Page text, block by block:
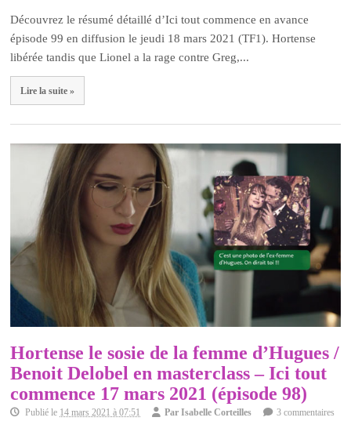
Découvrez le résumé détaillé d’Ici tout commence en avance
épisode 99 en diffusion le jeudi 18 mars 2021 (TF1). Hortense
libérée tandis que Lionel a la rage contre Greg,...
Lire la suite »
Hortense le sosie de la femme d’Hugues /
Benoit Delobel en masterclass – Ici tout
commence 17 mars 2021 (épisode 98)
Publié le 14 mars 2021 à 07:51 ParIsabelle Corteilles 3 commentaires